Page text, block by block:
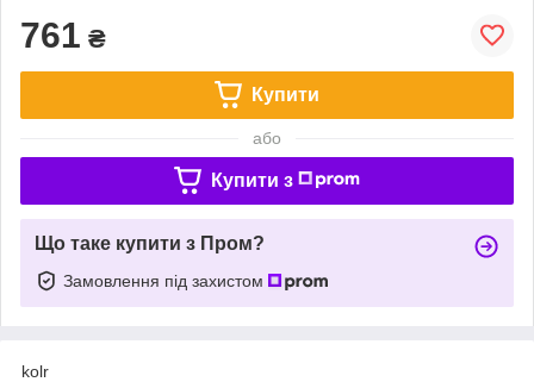
761 ₴
Купити
або
Купити з
Що таке купити з Пром?
Замовлення під захистом
kolr